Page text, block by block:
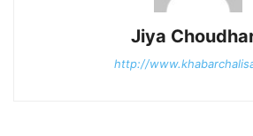
Jiya
http://